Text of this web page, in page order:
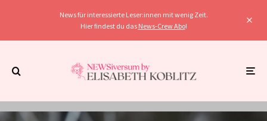
News für interessierte Leser:innen mit wenig Zeit.
Hier findest du das News-Crew Abo!